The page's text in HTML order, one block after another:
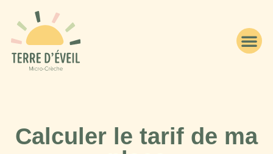
Calculer le tarif de ma